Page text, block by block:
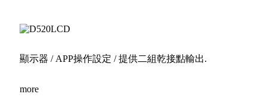
顯示器 / APP操作設定 / 提供二組乾接點輸出.
more